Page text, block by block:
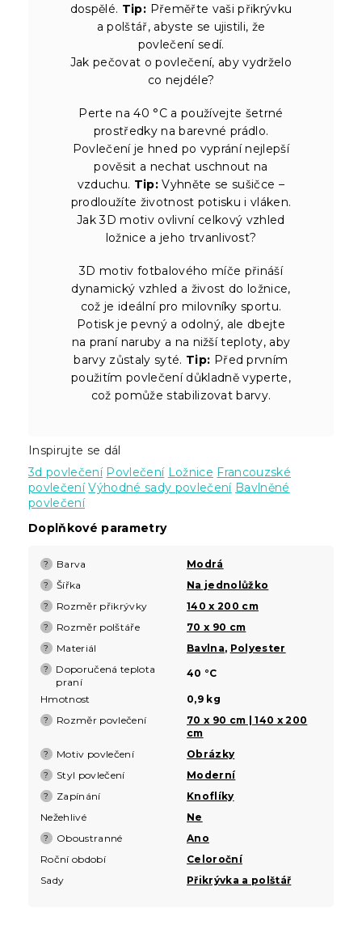
dospělé. Tip: Přeměřte vaši přikrývku
a polštář, abyste se ujistili, že
povlečení sedí.
Jak pečovat o povlečení, aby vydrželo
co nejdéle?
Perte na 40 °C a používejte šetrné
prostředky na barevné prádlo.
Povlečení je hned po vyprání nejlepší
pověsit a nechat uschnout na
vzduchu. Tip: Vyhněte se sušičce –
prodloužíte životnost potisku i vláken.
Jak 3D motiv ovlivní celkový vzhled
ložnice a jeho trvanlivost?
3D motiv fotbalového míče přináší
dynamický vzhled a živost do ložnice,
což je ideální pro milovníky sportu.
Potisk je pevný a odolný, ale dbejte
na praní naruby a na nižší teploty, aby
barvy zůstaly syté. Tip: Před prvním
použitím povlečení důkladně vyperte,
což pomůže stabilizovat barvy.
Inspirujte se dál
3d povlečení Povlečení Ložnice Francouzské
povlečení Výhodné sady povlečení Bavlněné
povlečení
Doplňkové parametry
? Barva Modrá
? Šířka Na jednolůžko
? Rozměr přikrývky 140 x 200 cm
? Rozměr polštáře 70 x 90 cm
? Materiál Bavlna, Polyester
?
Doporučená teplota
praní
40 °C
Hmotnost 0,9 kg
? Rozměr povlečení
70 x 90 cm | 140 x 200
cm
? Motiv povlečení Obrázky
? Styl povlečení Moderní
? Zapínání
Knoflíky
Nežehlivé
Ne
? Oboustranné
Ano
Roční období
Celoroční
Sady
Přikrývka a polštář